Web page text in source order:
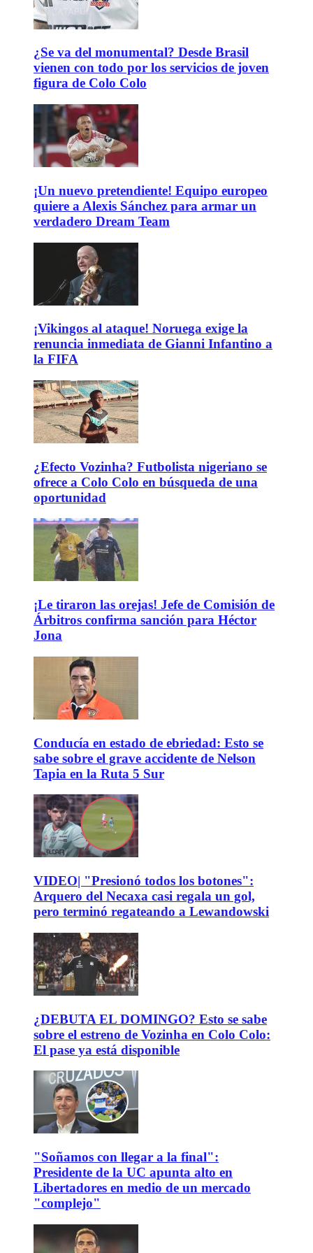
¿Se va del monumental? Desde Brasil
vienen con todo por los servicios de joven
figura de Colo Colo
¡Un nuevo pretendiente! Equipo europeo
quiere a Alexis Sánchez para armar un
verdadero Dream Team
¡Vikingos al ataque! Noruega exige la
renuncia inmediata de Gianni Infantino a
la FIFA
¿Efecto Vozinha? Futbolista nigeriano se
ofrece a Colo Colo en búsqueda de una
oportunidad
¡Le tiraron las orejas! Jefe de Comisión de
Árbitros confirma sanción para Héctor
Jona
Conducía en estado de ebriedad: Esto se
sabe sobre el grave accidente de Nelson
Tapia en la Ruta 5 Sur
VIDEO| "Presionó todos los botones":
Arquero del Necaxa casi regala un gol,
pero terminó regateando a Lewandowski
¿DEBUTA EL DOMINGO? Esto se sabe
sobre el estreno de Vozinha en Colo Colo:
El pase ya está disponible
"Soñamos con llegar a la final":
Presidente de la UC apunta alto en
Libertadores en medio de un mercado
"complejo"